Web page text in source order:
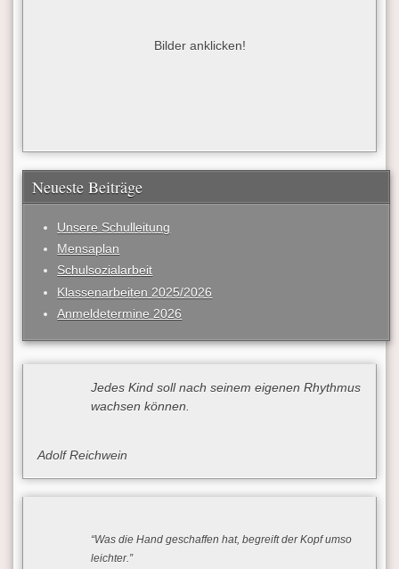
Bilder anklicken!
Neueste Beiträge
Unsere Schulleitung
Mensaplan
Schulsozialarbeit
Klassenarbeiten 2025/2026
Anmeldetermine 2026
Jedes Kind soll nach seinem eigenen Rhythmus
wachsen können.
Adolf Reichwein
“Was die Hand geschaffen hat, begreift der Kopf umso
leichter.”